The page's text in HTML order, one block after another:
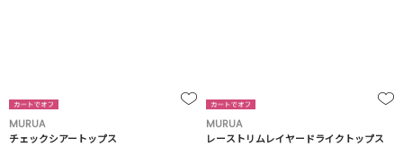
MURUA
チェックシアートップス
MURUA
レーストリムレイヤードライクトップス